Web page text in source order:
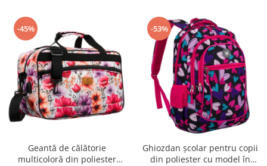
-45%
Geantă de călătorie
multicoloră din poliester
-53%
Ghiozdan școlar pentru copii
din poliester cu model în